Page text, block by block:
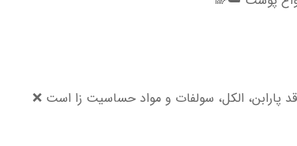
پارابن، الکل، سولفات و مواد حساسیت زا است ❌